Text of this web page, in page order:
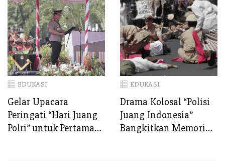
EDUKASI
Gelar Upacara
Peringati “Hari Juang
Polri” untuk Pertama
EDUKASI
Drama Kolosal “Polisi
Juang Indonesia”
Bangkitkan Memori